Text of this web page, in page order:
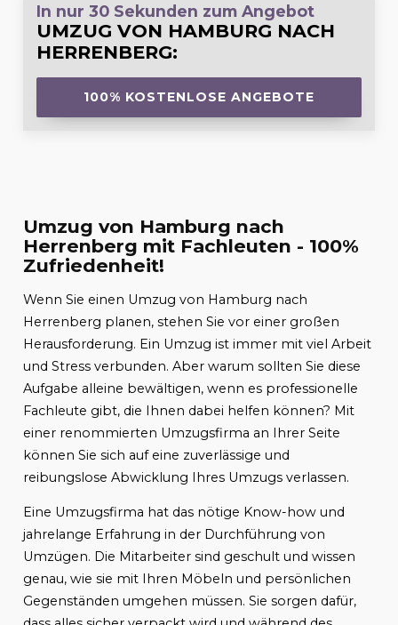
In nur 30 Sekunden zum Angebot
UMZUG VON HAMBURG NACH
HERRENBERG:
100% KOSTENLOSE ANGEBOTE
Umzug von Hamburg nach
Herrenberg mit Fachleuten - 100%
Zufriedenheit!
Wenn Sie einen Umzug von Hamburg nach
Herrenberg planen, stehen Sie vor einer großen
Herausforderung. Ein Umzug ist immer mit viel Arbeit
und Stress verbunden. Aber warum sollten Sie diese
Aufgabe alleine bewältigen, wenn es professionelle
Fachleute gibt, die Ihnen dabei helfen können? Mit
einer renommierten Umzugsfirma an Ihrer Seite
können Sie sich auf eine zuverlässige und
reibungslose Abwicklung Ihres Umzugs verlassen.
Eine Umzugsfirma hat das nötige Know-how und
jahrelange Erfahrung in der Durchführung von
Umzügen. Die Mitarbeiter sind geschult und wissen
genau, wie sie mit Ihren Möbeln und persönlichen
Gegenständen umgehen müssen. Sie sorgen dafür,